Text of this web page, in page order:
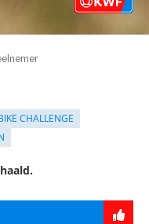
CHALLENGE